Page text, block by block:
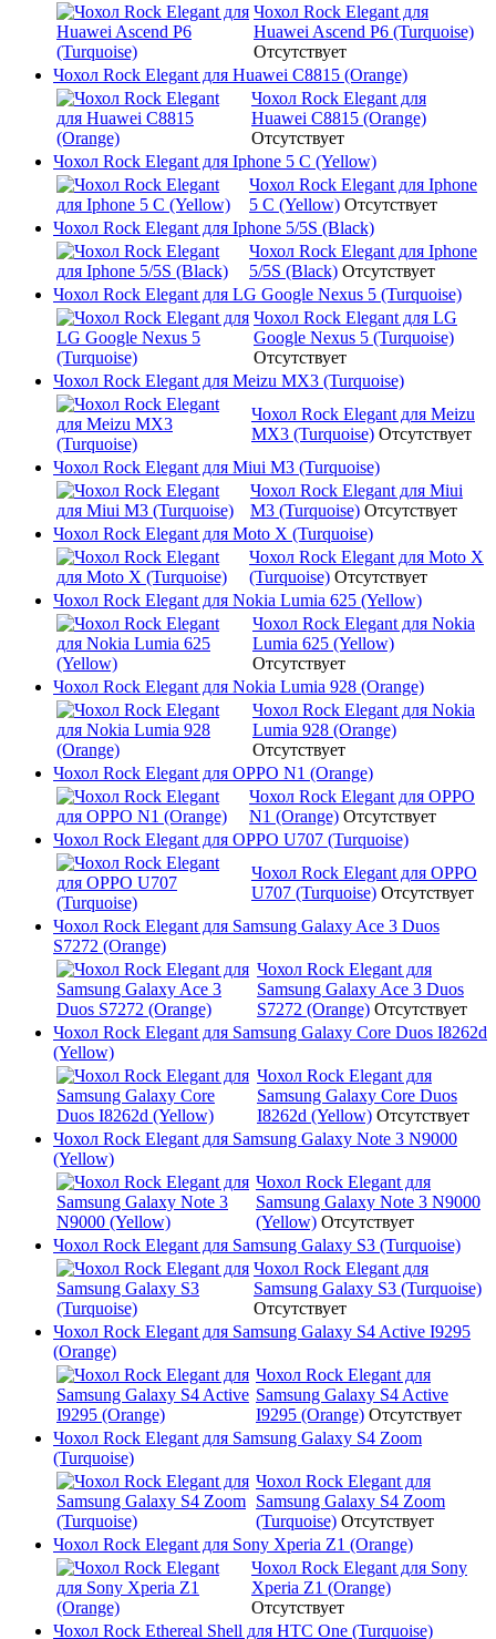
Чохол Rock Elegant для
Huawei Ascend P6 (Turquoise)
Отсутствует
Чохол Rock Elegant для Huawei C8815 (Orange)
Чохол Rock Elegant для
Huawei C8815 (Orange)
Отсутствует
Чохол Rock Elegant для Iphone 5 C (Yellow)
Чохол Rock Elegant для Iphone
5 C (Yellow) Отсутствует
Чохол Rock Elegant для Iphone 5/5S (Black)
Чохол Rock Elegant для Iphone
5/5S (Black) Отсутствует
Чохол Rock Elegant для LG Google Nexus 5 (Turquoise)
Чохол Rock Elegant для LG
Google Nexus 5 (Turquoise)
Отсутствует
Чохол Rock Elegant для Meizu MX3 (Turquoise)
Чохол Rock Elegant для Meizu
MX3 (Turquoise) Отсутствует
Чохол Rock Elegant для Miui M3 (Turquoise)
Чохол Rock Elegant для Miui
M3 (Turquoise) Отсутствует
Чохол Rock Elegant для Moto X (Turquoise)
Чохол Rock Elegant для Moto X
(Turquoise) Отсутствует
Чохол Rock Elegant для Nokia Lumia 625 (Yellow)
Чохол Rock Elegant для Nokia
Lumia 625 (Yellow)
Отсутствует
Чохол Rock Elegant для Nokia Lumia 928 (Orange)
Чохол Rock Elegant для Nokia
Lumia 928 (Orange)
Отсутствует
Чохол Rock Elegant для OPPO N1 (Orange)
Чохол Rock Elegant для OPPO
N1 (Orange) Отсутствует
Чохол Rock Elegant для OPPO U707 (Turquoise)
Чохол Rock Elegant для OPPO
U707 (Turquoise) Отсутствует
Чохол Rock Elegant для Samsung Galaxy Ace 3 Duos
S7272 (Orange)
Чохол Rock Elegant для
Samsung Galaxy Ace 3 Duos
S7272 (Orange) Отсутствует
Чохол Rock Elegant для Samsung Galaxy Core Duos I8262d
(Yellow)
Чохол Rock Elegant для
Samsung Galaxy Core Duos
I8262d (Yellow) Отсутствует
Чохол Rock Elegant для Samsung Galaxy Note 3 N9000
(Yellow)
Чохол Rock Elegant для
Samsung Galaxy Note 3 N9000
(Yellow) Отсутствует
Чохол Rock Elegant для Samsung Galaxy S3 (Turquoise)
Чохол Rock Elegant для
Samsung Galaxy S3 (Turquoise)
Отсутствует
Чохол Rock Elegant для Samsung Galaxy S4 Active I9295
(Orange)
Чохол Rock Elegant для
Samsung Galaxy S4 Active
I9295 (Orange) Отсутствует
Чохол Rock Elegant для Samsung Galaxy S4 Zoom
(Turquoise)
Чохол Rock Elegant для
Samsung Galaxy S4 Zoom
(Turquoise) Отсутствует
Чохол Rock Elegant для Sony Xperia Z1 (Orange)
Чохол Rock Elegant для Sony
Xperia Z1 (Orange)
Отсутствует
Чохол Rock Ethereal Shell для HTC One (Turquoise)